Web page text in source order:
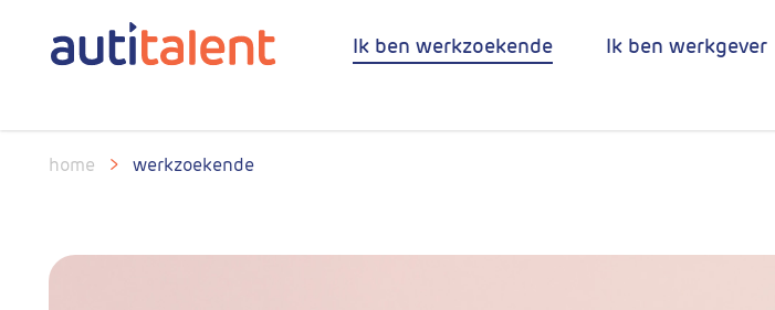
Ik ben werkzoekende Ik ben werkgever
home > werkzoekende